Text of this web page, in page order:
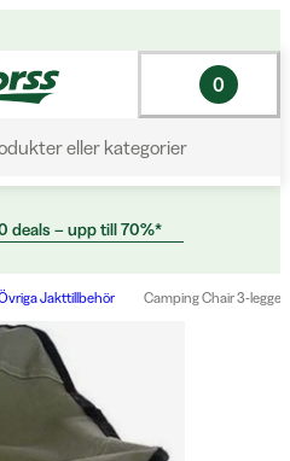
eller kategorier
0
deals – upp till 70%*
Jakttillbehör Camping Chair 3-legged